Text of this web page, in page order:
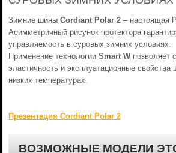
Зимние шины Cordiant Polar 2– настоящая
Асимметричный рисунок протектора
управляемость в суровых зимних условиях.
Применение технологии Smart Wпозволяет
эластичность и эксплуатационные
низких температурах.
Презентация Cordiant Polar 2
ВОЗМОЖНЫЕ МОДЕЛИ